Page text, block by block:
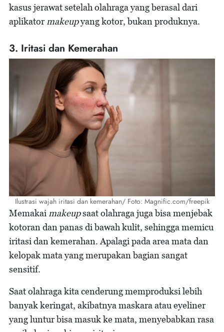
kasus jerawat setelah olahraga yang berasal dari
aplikatormakeupyang kotor, bukan produknya.
3. Iritasi dan Kemerahan
Ilustrasi wajah iritasi dan kemerahan/ Foto: Magnific.com/freepik
Memakai makeupsaat olahraga juga bisa menjebak
kotoran dan panas di bawah kulit, sehingga memicu
iritasi dan kemerahan. Apalagi pada area mata dan
kelopak mata yang merupakan bagian sangat
sensitif.
Saat olahraga kita cenderung memproduksi lebih
banyak keringat, akibatnya maskara atau eyeliner
yang luntur bisa masuk ke mata, menyebabkan rasa